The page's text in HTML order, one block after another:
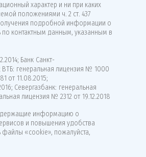
характер и ни при каких
положениями ч. 2 ст. 437
подробной информации о
по контактным данным, указанным в
Банк Санкт-
ВТБ: генеральная лицензия № 1000
от 11.08.2015;
Севергазбанк: генеральная
лицензия № 2312 от 19.12.2018
информацию о
и повышения удобства
файлы «cookie», пожалуйста,